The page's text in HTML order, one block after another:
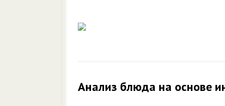
Анализ блюда на основе